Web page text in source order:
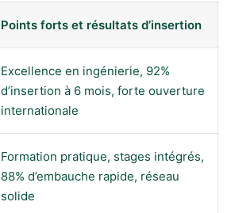
Points forts et résultats d’insertion
Excellence en ingénierie, 92%
d’insertion à 6 mois, forte ouverture
internationale
Formation pratique, stages intégrés,
88% d’embauche rapide, réseau
solide